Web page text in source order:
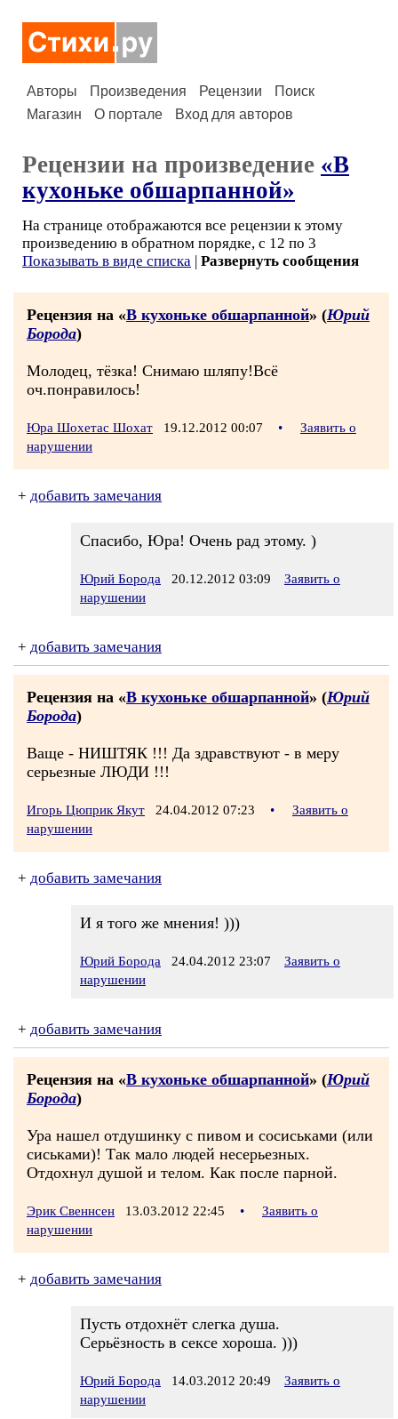
Авторы Произведения Рецензии
Поиск
Магазин
О портале Вход для авторов
Рецензии на произведение «В
кухоньке обшарпанной»
На странице отображаются все рецензии к этому
произведению в обратном порядке, с 12 по 3
Показывать в виде списка | Развернуть сообщения
Рецензия на «В кухоньке обшарпанной» (Юрий
Борода)
Молодец, тёзка! Снимаю шляпу!Всё
оч.понравилось!
Юра Шохетас Шохат 19.12.2012 00:07 •
Заявить о
нарушении
+ добавить замечания
Спасибо, Юра! Очень рад этому. )
Юрий Борода 20.12.2012 03:09
Заявить о
нарушении
+ добавить замечания
Рецензия на «В кухоньке обшарпанной» (Юрий
Борода)
Ваще - НИШТЯК !!! Да здравствуют - в меру
серьезные ЛЮДИ !!!
Игорь Цюприк Якут 24.04.2012 07:23 •
Заявить о
нарушении
+ добавить замечания
И я того же мнения! )))
Юрий Борода 24.04.2012 23:07
Заявить о
нарушении
+ добавить замечания
Рецензия на «В кухоньке обшарпанной» (Юрий
Борода)
Ура нашел отдушинку с пивом и сосиськами (или
сиськами)! Так мало людей несерьезных.
Отдохнул душой и телом. Как после парной.
Эрик Свеннсен 13.03.2012 22:45 •
Заявить о
нарушении
+ добавить замечания
Пусть отдохнёт слегка душа.
Серьёзность в сексе хороша. )))
Юрий Борода 14.03.2012 20:49
Заявить о
нарушении